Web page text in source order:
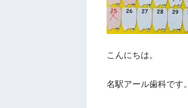
こんにちは。
名駅アール歯科です。